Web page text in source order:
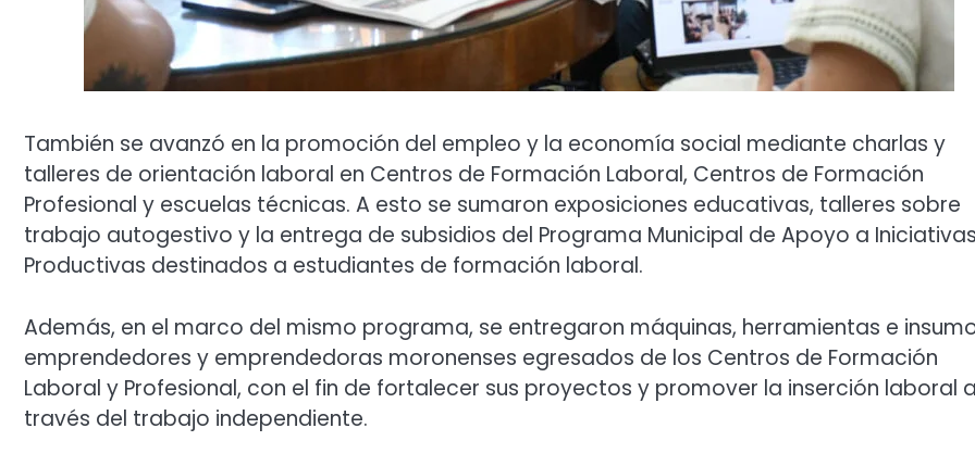
También se avanzó en la promoción del empleo y la economía social mediante charlas y
talleres de orientación laboral en Centros de Formación Laboral, Centros de Formación
Profesional y escuelas técnicas. A esto se sumaron exposiciones educativas, talleres sobre
trabajo autogestivo y la entrega de subsidios del Programa Municipal de Apoyo a
Productivas destinados a estudiantes de formación laboral.
Además, en el marco del mismo programa, se entregaron máquinas, herramientas e
emprendedores y emprendedoras moronenses egresados de los Centros de Formación
Laboral y Profesional, con el fin de fortalecer sus proyectos y promover la inserción laboral
través del trabajo independiente.